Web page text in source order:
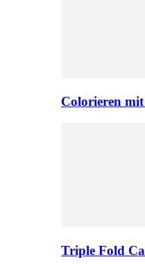
Colorieren
Triple Fold